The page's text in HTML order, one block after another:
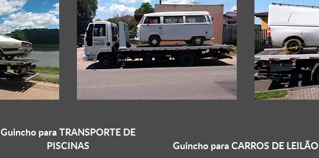
Guincho paraTRANSPORTE DE
PISCINAS
Guincho paraCARROS DE LEILÃO